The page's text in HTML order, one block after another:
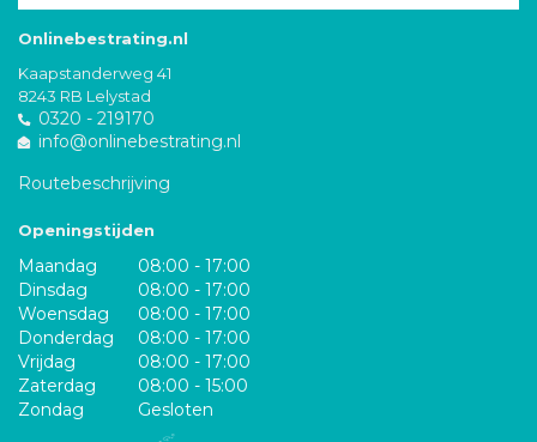
Onlinebestrating.nl
Kaapstanderweg 41
8243 RB Lelystad
0320 - 219170
info@onlinebestrating.nl
Routebeschrijving
Openingstijden
Maandag
08:00 - 17:00
Dinsdag
08:00 - 17:00
Woensdag
08:00 - 17:00
Donderdag
08:00 - 17:00
Vrijdag
08:00 - 17:00
Zaterdag
08:00 - 15:00
Zondag
Gesloten